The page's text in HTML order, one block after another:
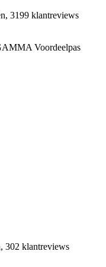
3199 klantreviews
Voordeelpas
302 klantreviews